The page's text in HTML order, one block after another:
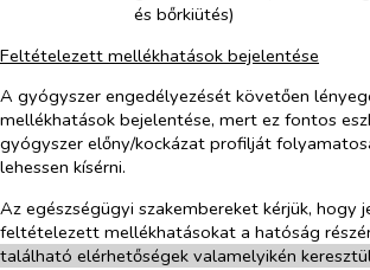
és bőrkiütés)
Feltételezett mellékhatások bejelentése
A gyógyszer engedélyezését követően
mellékhatások bejelentése, mert ez fontos
gyógyszer előny/kockázat profilját
lehessen kísérni.
Az egészségügyi szakembereket kérjük, hogy
feltételezett mellékhatásokat a hatóság
található elérhetőségek valamelyikén